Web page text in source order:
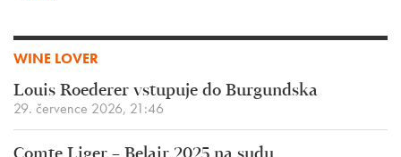
WINE LOVER
Louis Roederer vstupuje do Burgundska
29. července 2026, 21:46